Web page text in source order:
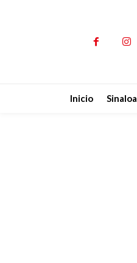
Inicio Sinaloa